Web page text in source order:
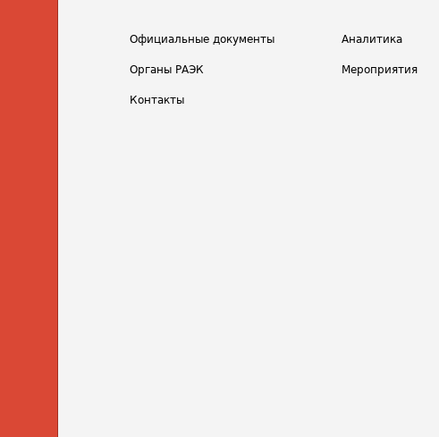
Официальные документы
Органы РАЭК
Контакты
Аналитика
Мероприятия